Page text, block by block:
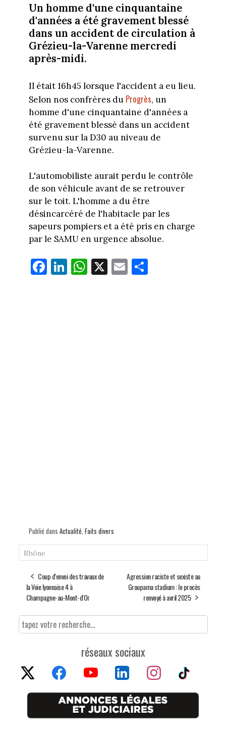
Un homme d'une cinquantaine
d'années a été gravement blessé
dans un accident de circulation à
Grézieu-la-Varenne mercredi
après-midi.
Il était 16h45 lorsque l'accident a eu lieu.
Selon nos confrères du Progrès, un
homme d'une cinquantaine d'années a
été gravement blessé dans un accident
survenu sur la D30 au niveau de
Grézieu-la-Varenne.
L'automobiliste aurait perdu le contrôle
de son véhicule avant de se retrouver
sur le toit. L'homme a du être
désincarcéré de l'habitacle par les
sapeurs pompiers et a été pris en charge
par le SAMU en urgence absolue.
Fa
ce
Li
nk
W
ha
X E
m
Pa
Publié dans Actualité, Faits divers
Rhône
Coup d'envoi des travaux de
la Voie lyonnaise 4 à
Champagne-au-Mont-d'Or
Agression raciste et sexiste au
Groupama stadium : le procès
renvoyé à avril 2025
réseaux sociaux